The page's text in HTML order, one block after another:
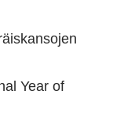
Year of